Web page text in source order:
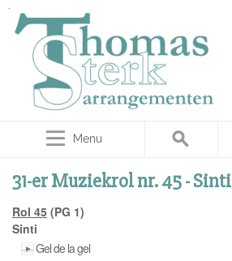
Menu
31-er Muziekrol nr. 45 - Sinti
Rol 45 (PG 1)
Sinti
Gel de la gel